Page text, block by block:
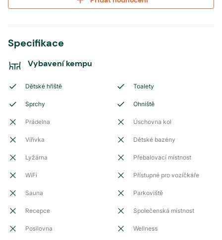
Specifikace
Vybavení kempu
Dětské hřiště Toalety
Sprchy Ohniště
Prádelna Úschovna kol
Vířivka Dětské bazény
Lyžárna Přebalovací místnost
WiFi Přístupné pro vozíčkáře
Sauna Parkoviště
Recepce Společenská místnost
Posilovna Wellness